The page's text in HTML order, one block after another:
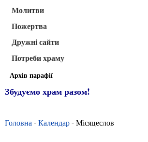
Молитви
Пожертва
Дружні сайти
Потреби храму
Архів парафії
Збудуємо храм разом!
Головна -Календар- Місяцеслов